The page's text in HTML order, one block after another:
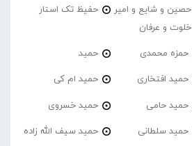
حصین و شایع و امیر
خلوت و عرفان
حفیظ تک استار
حمزه محمدی حمید
حمید افتخاری حمید ام کی
حمید حامی حمید خسروی
حمید سلطانی حمید سیف الله زاده